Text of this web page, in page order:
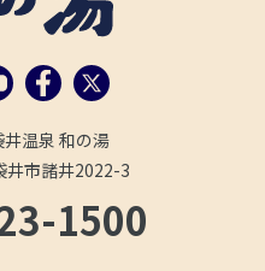
井温泉 和の湯
井市諸井2022-3
1500